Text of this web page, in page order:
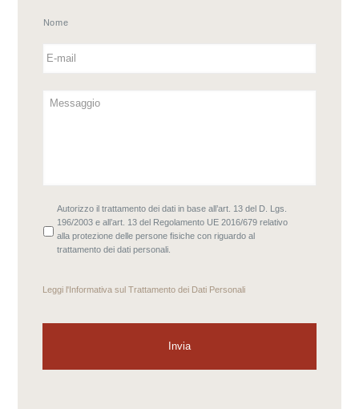
Nome
Autorizzo il trattamento dei dati in base all’art. 13 del D. Lgs.
196/2003 e all’art. 13 del Regolamento UE 2016/679 relativo
alla protezione delle persone fisiche con riguardo al
trattamento dei dati personali.
Leggi l'Informativa sul Trattamento dei Dati Personali